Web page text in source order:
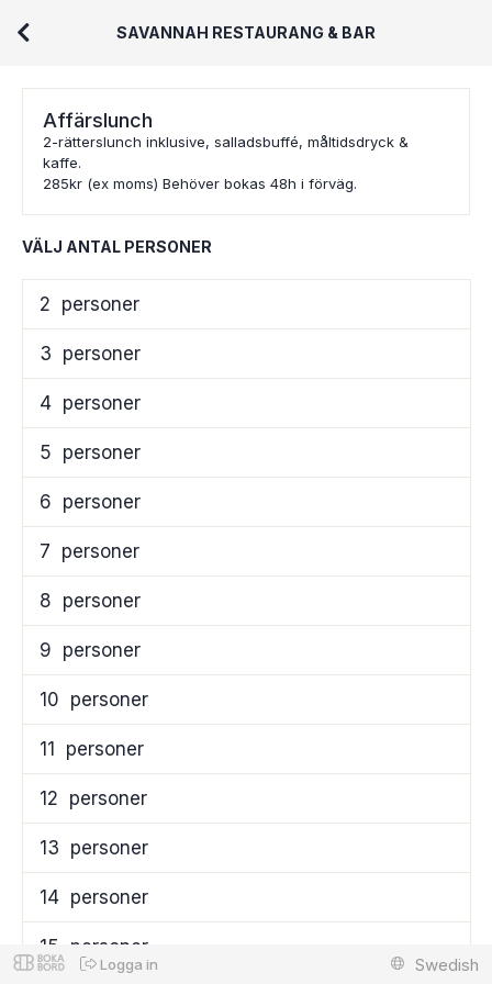
SAVANNAH RESTAURANG & BAR
Affärslunch
2-rätterslunch inklusive, salladsbuffé, måltidsdryck &
kaffe.
285kr (ex moms) Behöver bokas 48h i förväg.
VÄLJ ANTAL PERSONER
2 personer
3 personer
4 personer
5 personer
6 personer
7 personer
8 personer
9 personer
10 personer
11 personer
12 personer
13 personer
14 personer
15 personer
Logga in Swedish